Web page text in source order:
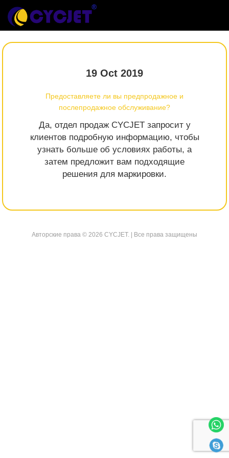
19 Oct 2019
Предоставляете ли вы предпродажное и
послепродажное обслуживание?
Да, отдел продаж CYCJET запросит у
клиентов подробную информацию, чтобы
узнать больше об условиях работы, а
затем предложит вам подходящие
решения для маркировки.
Авторские права © 2026 CYCJET. | Все права защищены